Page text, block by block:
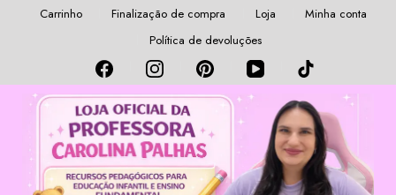
Carrinho Finalização de compra Loja
Minha conta
Política de devoluções